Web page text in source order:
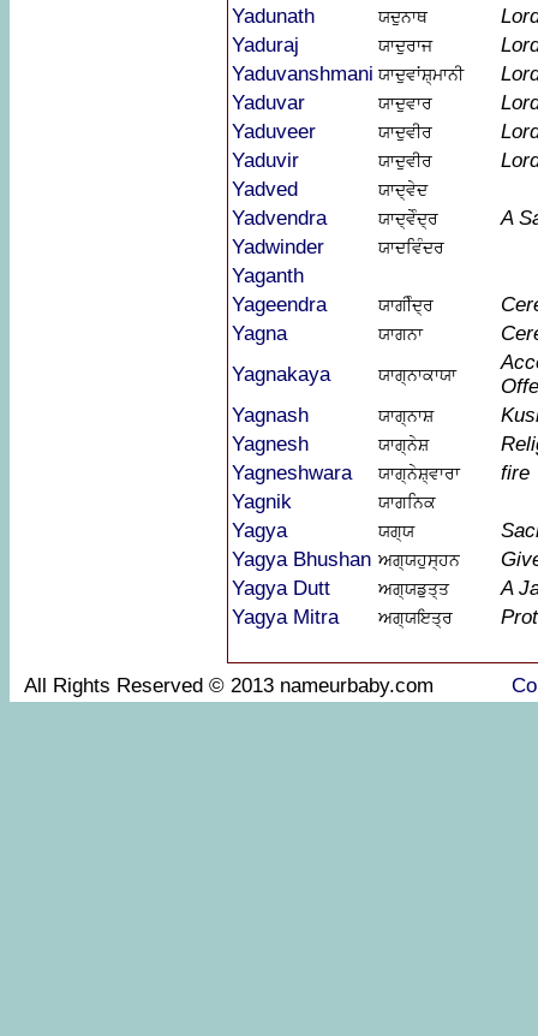
Yadunath
ਯਦੁਨਾਥ
Yaduraj
ਯਾਦੁਰਾਜ
Yaduvanshmani ਯਾਦੁਵਾਂਸ਼੍ਮਾਨੀ
Yaduvar
ਯਾਦੁਵਾਰ
Yaduveer
ਯਾਦੁਵੀਰ
Yaduvir
ਯਾਦੁਵੀਰ
Yadved
ਯਾਦ੍ਵੇਦ
Yadvendra ਯਾਦ੍ਵੇੰਦ੍ਰ
A
Yadwinder
ਯਾਦਵਿੰਦਰ
Yaganth
Yageendra
ਯਾਗੀੰਦ੍ਰ
Yagna
ਯਾਗਨਾ
Yagnakaya
ਯਾਗ੍ਨਾਕਾਯਾ
Yagnash
ਯਾਗ੍ਨਾਸ਼
Yagnesh
ਯਾਗ੍ਨੇਸ਼
Yagneshwara
ਯਾਗ੍ਨੇਸ਼੍ਵਾਰਾ
fire
Yagnik
ਯਾਗਨਿਕ
Yagya ਯਗ੍ਯ
Yagya Bhushan ਅਗ੍ਯਹੁਸ੍ਹਨ
Yagya Dutt
ਅਗ੍ਯਡੁਤ੍ਤ
A
Yagya Mitra
ਅਗ੍ਯਇਤ੍ਰ
All Rights Reserved © 2013 nameurbaby.com